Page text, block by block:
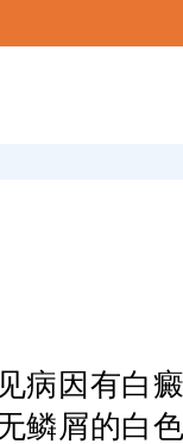
病因有白
鳞屑的白